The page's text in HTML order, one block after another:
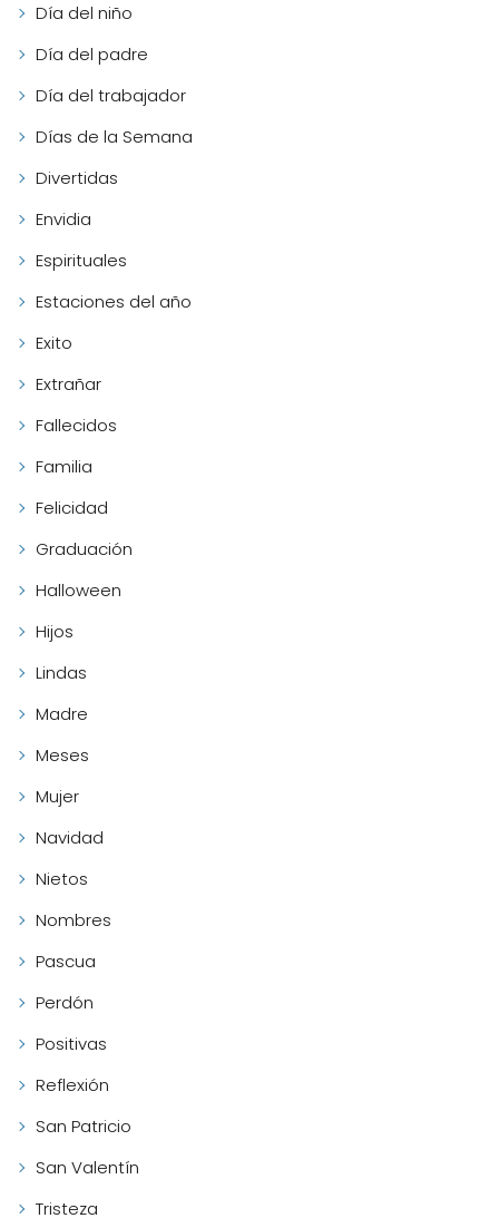
Día del niño
Día del padre
Día del trabajador
Días de la Semana
Divertidas
Envidia
Espirituales
Estaciones del año
Exito
Extrañar
Fallecidos
Familia
Felicidad
Graduación
Halloween
Hijos
Lindas
Madre
Meses
Mujer
Navidad
Nietos
Nombres
Pascua
Perdón
Positivas
Reflexión
San Patricio
San Valentín
Tristeza